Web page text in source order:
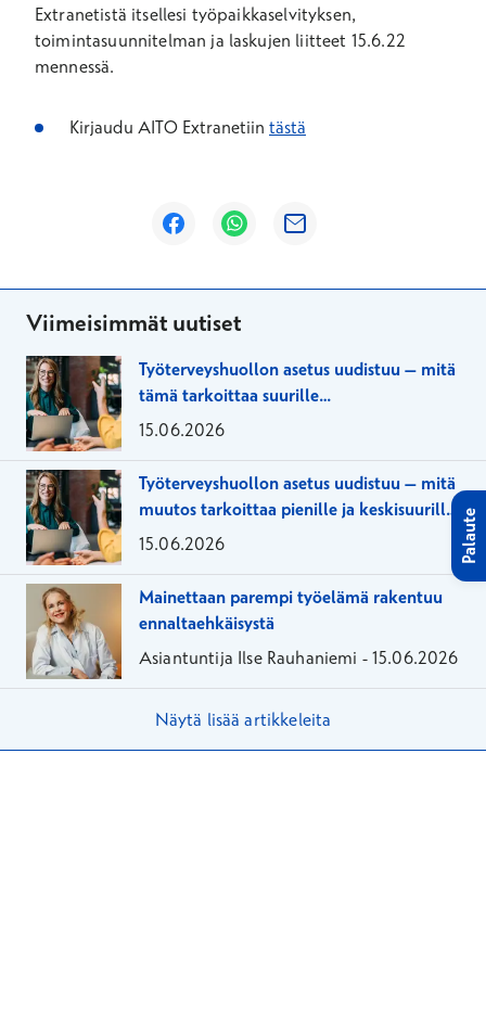
Extranetistä itsellesi työpaikkaselvityksen,
toimintasuunnitelman ja laskujen liitteet 15.6.22
mennessä.
Kirjaudu AITO Extranetiin tästä
Avautuu uuteen ikkunaan
Avautuu uuteen ikkunaan
Avautuu uuteen ikkunaan
Viimeisimmät uutiset
Työterveyshuollon asetus uudistuu – mitä
tämä tarkoittaa suurille
työnantajaorganisaatioille?
15.06.2026
Työterveyshuollon asetus uudistuu – mitä
muutos tarkoittaa pienille ja keskisuurille
yrityksille?
15.06.2026
Mainettaan parempi työelämä rakentuu
ennaltaehkäisystä
Asiantuntija Ilse Rauhaniemi - 15.06.2026
Näytä lisää artikkeleita
Palaute